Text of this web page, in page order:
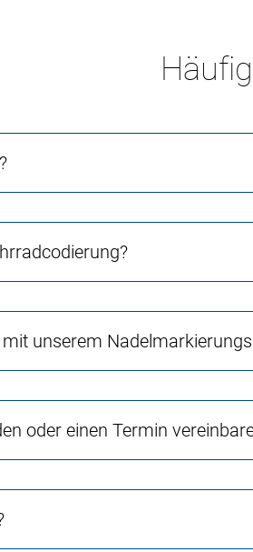
unserem
oder einen Termin